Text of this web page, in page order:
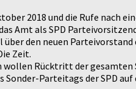
2018 und die Rufe nach
Amt als SPD
den neuen
Zeit.
Rücktritt der
Parteitags der SPD